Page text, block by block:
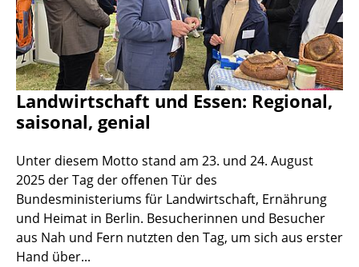
Landwirtschaft und Essen: Regional,
saisonal, genial
Unter diesem Motto stand am 23. und 24. August
2025 der Tag der offenen Tür des
Bundesministeriums für Landwirtschaft, Ernährung
und Heimat in Berlin. Besucherinnen und Besucher
aus Nah und Fern nutzten den Tag, um sich aus erster
Hand über...